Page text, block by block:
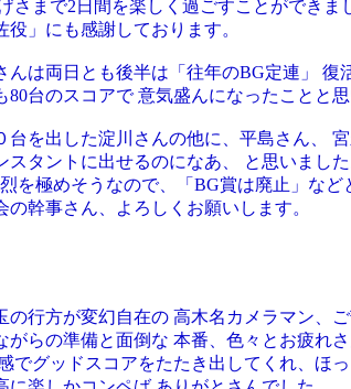
まで2日間を楽しく過ごすことができま
」にも感謝しております。
は両日とも後半は「往年のBG定連」 復
台のスコアで 意気盛んになったことと思
を出した淀川さんの他に、平島さん、
タントに出せるのになあ、 と思いました
を極めそうなので、「BG賞は廃止」など
幹事さん、よろしくお願いします。
行方が変幻自在の 高木名カメラマン、ご
らの準備と面倒な 本番、色々とお疲れさ
でグッドスコアをたたき出してくれ、ほっ